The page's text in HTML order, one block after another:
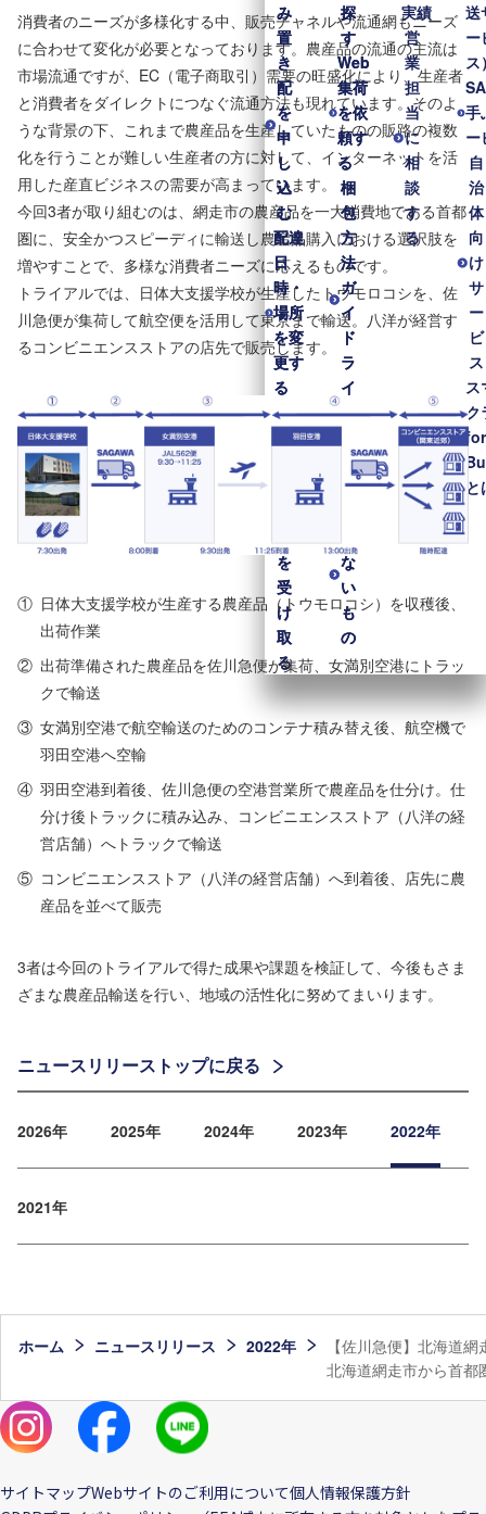
み
置
き
配
を
申
し
込
む
配達
日
時・
場所
を変
更す
る
配
を
受
け
取
る
探
す
Web
集荷
を依
頼す
る
梱
包
方
法
ガ
イ
ド
ラ
イ
ン
包
材
な
い
も
の
み
置
き
配
を
申
し
込
む
配達
日
時・
場所
を変
更す
る
配
を
受
け
取
る
探
す
Web
集荷
を依
頼す
る
梱
包
方
法
ガ
イ
ド
ラ
イ
ン
包
材
な
い
も
の
実績
営
業
担
当
に
相
談
す
る
送
ー
ス
手
ー
自
治
体
向
け
サ
ー
ビ
ス
ス
ク
for
と
消費者のニーズが多様化する中、販売チャネルや流通網もニーズ
に合わせて変化が必要となっております。農産品の流通の主流は
市場流通ですが、EC（電子商取引）需要の旺盛化により、生産者
と消費者をダイレクトにつなぐ流通方法も現れています。そのよ
うな背景の下、これまで農産品を生産していたものの販路の複数
化を行うことが難しい生産者の方に対して、インターネットを活
用した産直ビジネスの需要が高まっています。
今回3者が取り組むのは、網走市の農産品を一大消費地である首都
圏に、安全かつスピーディに輸送し農産品購入における選択肢を
増やすことで、多様な消費者ニーズに応えるものです。
トライアルでは、日体大支援学校が生産したトウモロコシを、佐
川急便が集荷して航空便を活用して東京まで輸送。八洋が経営す
るコンビニエンスストアの店先で販売します。
① 日体大支援学校が生産する農産品（トウモロコシ）を収穫後、
出荷作業
② 出荷準備された農産品を佐川急便が集荷、女満別空港にトラッ
クで輸送
③ 女満別空港で航空輸送のためのコンテナ積み替え後、航空機で
羽田空港へ空輸
④ 羽田空港到着後、佐川急便の空港営業所で農産品を仕分け。仕
分け後トラックに積み込み、コンビニエンスストア（八洋の経
営店舗）へトラックで輸送
⑤ コンビニエンスストア（八洋の経営店舗）へ到着後、店先に農
産品を並べて販売
3者は今回のトライアルで得た成果や課題を検証して、今後もさま
ざまな農産品輸送を行い、地域の活性化に努めてまいります。
ニュースリリーストップに戻る
2026年 2025年 2024年 2023年 2022年
2021年
ホーム ニュースリリース 2022年
【佐川急便】北海道
北海道網走市から首都
サイトマップWebサイトのご利用について個人情報保護方針